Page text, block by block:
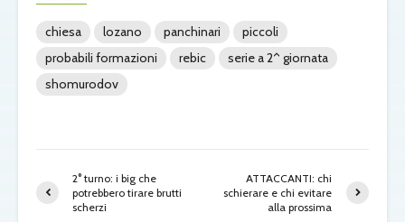
chiesa lozano panchinari
piccoli
probabili formazioni
rebic
serie a 2^ giornata
shomurodov
2° turno: i big che
potrebbero tirare brutti
scherzi
ATTACCANTI: chi
schierare e chi evitare
alla prossima